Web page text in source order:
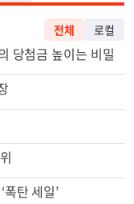
전체 로컬
당첨금 높이는 비밀
탄 세일’